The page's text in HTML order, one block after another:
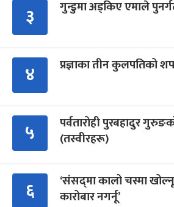
३ गुन्डुमा अड्किए एमाले
४ प्रज्ञाका तीन कुलपतिको
५
पर्वतारोही पुरबहादुर
(तस्वीरहरू)
६
‘संसद्‍मा कालो चस्मा
कारोबार नगर्नू’